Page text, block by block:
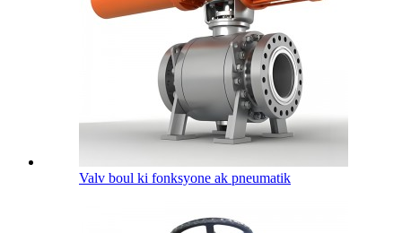
Valv boul ki fonksyone ak pneumatik